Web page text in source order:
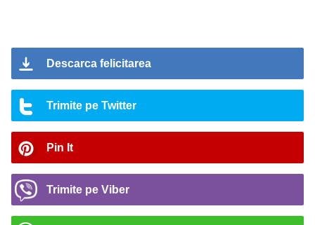
Descarca felicitarea
Trimite pe Twitter
Pin It
Trimite pe Viber